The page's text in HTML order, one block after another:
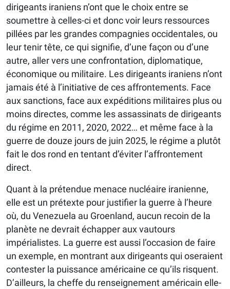
dirigeants iraniens n’ont que le choix entre se
soumettre à celles-ci et donc voir leurs ressources
pillées par les grandes compagnies occidentales, ou
leur tenir tête, ce qui signifie, d’une façon ou d’une
autre, aller vers une confrontation, diplomatique,
économique ou militaire. Les dirigeants iraniens n’ont
jamais été à l’initiative de ces affrontements. Face
aux sanctions, face aux expéditions militaires plus ou
moins directes, comme les assassinats de dirigeants
du régime en 2011, 2020, 2022… et même face à la
guerre de douze jours de juin 2025, le régime a plutôt
fait le dos rond en tentant d’éviter l’affrontement
direct.
Quant à la prétendue menace nucléaire iranienne,
elle est un prétexte pour justifier la guerre à l’heure
où, du Venezuela au Groenland, aucun recoin de la
planète ne devrait échapper aux vautours
impérialistes. La guerre est aussi l’occasion de faire
un exemple, en montrant aux dirigeants qui oseraient
contester la puissance américaine ce qu’ils risquent.
D’ailleurs, la cheffe du renseignement américain elle-